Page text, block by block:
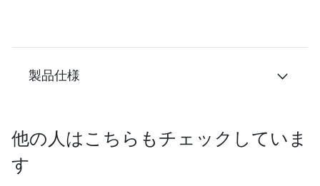
製品仕様
他の人はこちらもチェックしていま
す